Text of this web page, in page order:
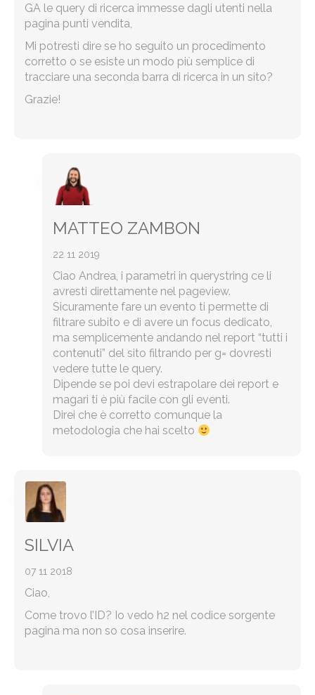
GA le query di ricerca immesse dagli utenti nella
pagina punti vendita,
Mi potresti dire se ho seguito un procedimento
corretto o se esiste un modo più semplice di
tracciare una seconda barra di ricerca in un sito?
Grazie!
MATTEO ZAMBON
22 11 2019
Ciao Andrea, i parametri in querystring ce li
avresti direttamente nel pageview.
Sicuramente fare un evento ti permette di
filtrare subito e di avere un focus dedicato,
ma semplicemente andando nel report “tutti i
contenuti” del sito filtrando per g= dovresti
vedere tutte le query.
Dipende se poi devi estrapolare dei report e
magari ti è più facile con gli eventi.
Direi che è corretto comunque la
metodologia che hai scelto
SILVIA
07 11 2018
Ciao,
Come trovo l’ID? Io vedo h2 nel codice sorgente
pagina ma non so cosa inserire.